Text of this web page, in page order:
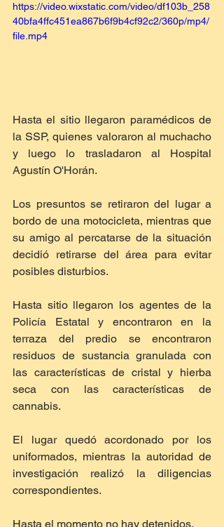
https://video.wixstatic.com/video/df103b_258
40bfa4ffc451ea867b6f9b4cf92c2/360p/mp4/
file.mp4
Hasta el sitio llegaron paramédicos de
la SSP, quienes valoraron al muchacho
y luego lo trasladaron al Hospital
Agustín O'Horán.
Los presuntos se retiraron del lugar a
bordo de una motocicleta, mientras que
su amigo al percatarse de la situación
decidió retirarse del área para evitar
posibles disturbios.
Hasta sitio llegaron los agentes de la
Policía Estatal y encontraron en la
terraza del predio se encontraron
residuos de sustancia granulada con
las características de cristal y hierba
seca con las características de
cannabis.
El lugar quedó acordonado por los
uniformados, mientras la autoridad de
investigación realizó la diligencias
correspondientes.
Hasta el momento no hay detenidos.